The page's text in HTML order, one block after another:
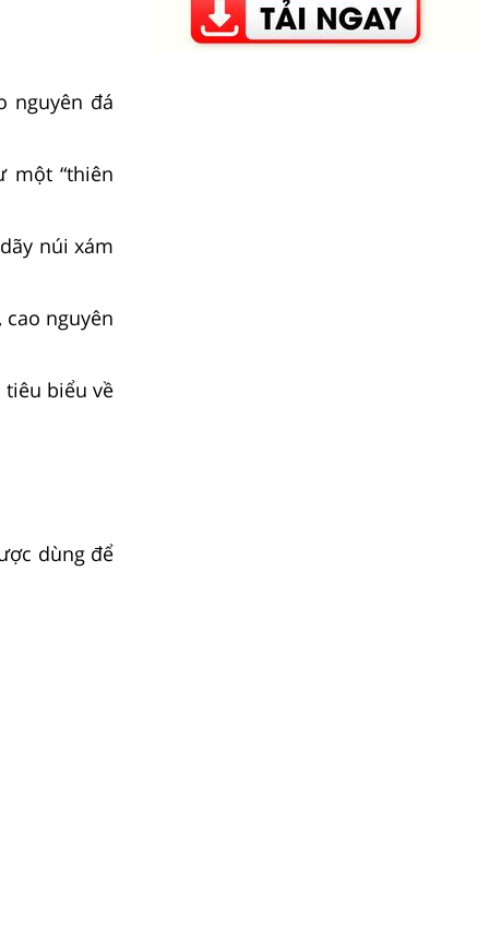
nguyên đá
một “thiên
núi xám
nguyên
biểu về
dùng để